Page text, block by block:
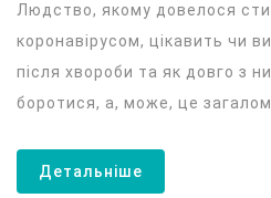
Людство, якому довелося
коронавірусом, цікавить чи
після хвороби та як довго з
боротися, а, може, це
Детальніше